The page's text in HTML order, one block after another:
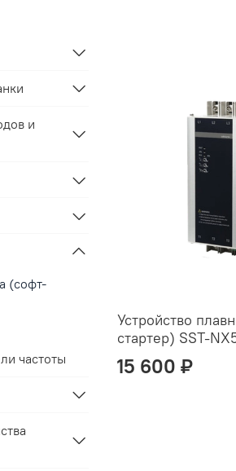
Устройство
стартер) SST-
15 600 ₽
и
(софт-
частоты